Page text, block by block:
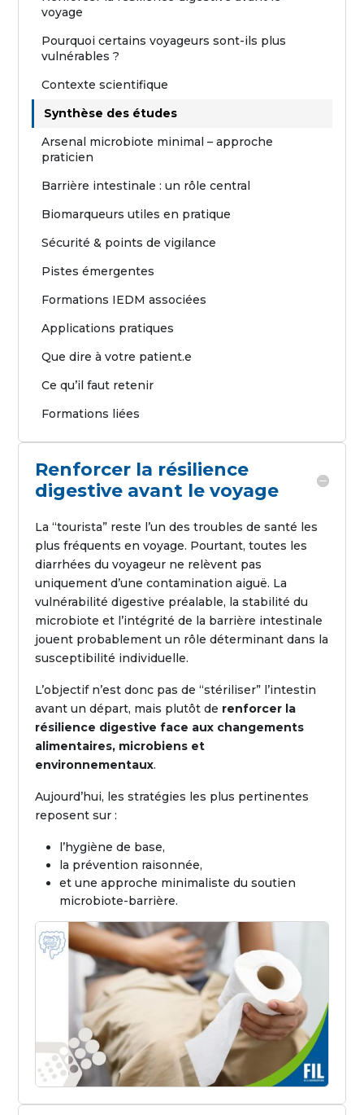
voyage
Pourquoi certains voyageurs sont-ils plus
vulnérables ?
Contexte scientifique
Synthèse des études
Arsenal microbiote minimal – approche
praticien
Barrière intestinale : un rôle central
Biomarqueurs utiles en pratique
Sécurité & points de vigilance
Pistes émergentes
Formations IEDM associées
Applications pratiques
Que dire à votre patient.e
Ce qu’il faut retenir
Formations liées
Renforcer la résilience
digestive avant le voyage
La “tourista” reste l’un des troubles de santé les
plus fréquents en voyage. Pourtant, toutes les
diarrhées du voyageur ne relèvent pas
uniquement d’une contamination aiguë. La
vulnérabilité digestive préalable, la stabilité du
microbiote et l’intégrité de la barrière intestinale
jouent probablement un rôle déterminant dans la
susceptibilité individuelle.
L’objectif n’est donc pas de “stériliser” l’intestin
avant un départ, mais plutôt de renforcer la
résilience digestive face aux changements
alimentaires, microbiens et
environnementaux.
Aujourd’hui, les stratégies les plus pertinentes
reposent sur :
l’hygiène de base,
la prévention raisonnée,
et une approche minimaliste du soutien
microbiote-barrière.